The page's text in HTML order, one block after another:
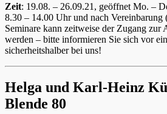
Zeit: 19.08. – 26.09.21, geöffnet Mo. –
8.30 – 14.00 Uhr und nach Vereinbarung
Seminare kann zeitweise der Zugang zur
werden – bitte informieren Sie sich vor
sicherheitshalber bei uns!
Helga und Karl-Heinz
Blende 80